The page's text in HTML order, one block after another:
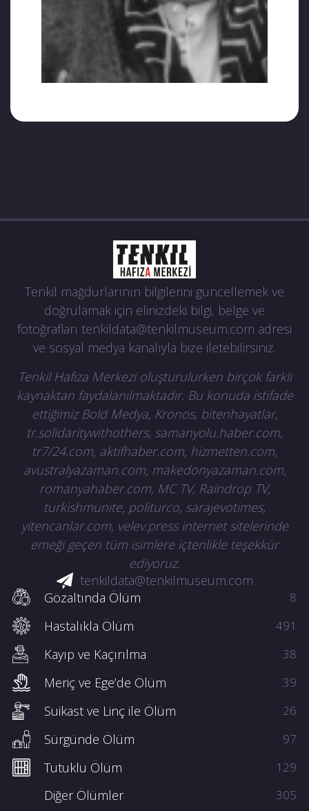
Tenkil mağdurlarının bilgilerini güncellemek ve
doğrulamak için elinizdeki bilgi, belge ve
fotoğrafları tenkildata@tenkilmuseum.com adresi
ve sosyal medya kanalıyla bize iletebilirsiniz.
Tenkil Hafıza Merkezi oluşturulurken birçok farklı
kaynaktan faydalanılmaktadır. Bu konuda istifade
ettiğimiz Bold Medya, Kronos, bitenhayatlar,
tr.solidaritywithothers, samanyolu.haber.com,
tr7/24.com, aktifhaber.com, hizmetten.com,
avustralyazaman.com, makedonyazaman.com,
romanyahaber.com, MC TV, Raindrop TV,
turkishmunite, politurco, sarajevotimes,
yitencanlar.com, velev.press internet sitelerinde
emeği geçen tüm isimlere içtenlikle teşekkür
ediyoruz.
tenkildata@tenkilmuseum.com
Gözaltında Ölüm
8
Hastalıkla Ölüm 491
Kayıp ve Kaçırılma 38
Meriç ve Ege’de Ölüm 39
Suikast ve Linç ile Ölüm 26
Sürgünde Ölüm 97
Tutuklu Ölüm 129
Diğer Ölümler 305